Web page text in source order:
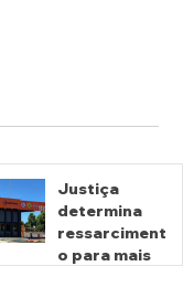
Justiça
determina
ressarciment
o para mais